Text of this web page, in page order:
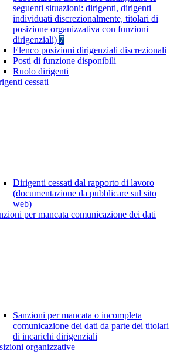
seguenti situazioni: dirigenti, dirigenti
individuati discrezionalmente, titolari di
posizione organizzativa con funzioni
dirigenziali) 7
Elenco posizioni dirigenziali discrezionali
Posti di funzione disponibili
Ruolo dirigenti
cessati
Dirigenti cessati dal rapporto di lavoro
(documentazione da pubblicare sul sito
web)
per mancata comunicazione dei dati
Sanzioni per mancata o incompleta
comunicazione dei dati da parte dei titolari
di incarichi dirigenziali
organizzative